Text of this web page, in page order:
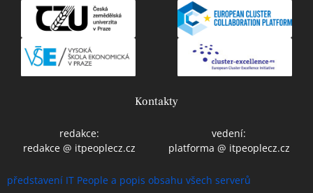
Kontakty
redakce:
redakce @ itpeoplecz.cz
vedení:
platforma @ itpeoplecz.cz
představení IT People a popis obsahu všech serverů